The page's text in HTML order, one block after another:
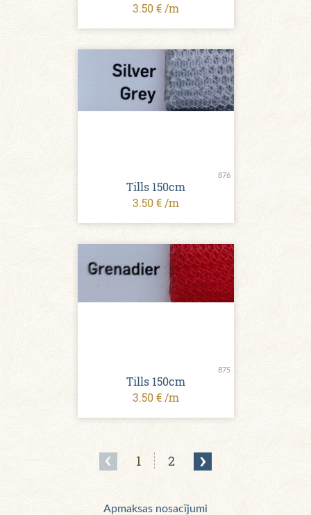
3.50 € /m
876
Tills 150cm
3.50 € /m
875
Tills 150cm
3.50 € /m
1 2
Apmaksas nosacījumi